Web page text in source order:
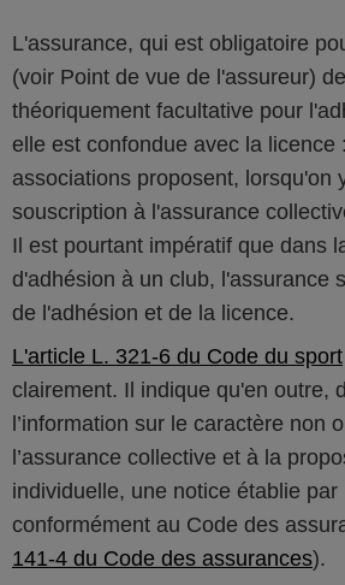
L'assurance, qui est obligatoire
(voir Point de vue de l'assureur)
théoriquement facultative pour
elle est confondue avec la licence
associations proposent, lorsqu'on
souscription à l'assurance
Il est pourtant impératif que dans
d'adhésion à un club, l'assurance
de l'adhésion et de la licence.
L'article L. 321-6 du Code du sport
clairement. Il indique qu'en outre,
l’information sur le caractère non
l’assurance collective et à la
individuelle, une notice établie par
conformément au Code des
141-4 du Code des assurances).